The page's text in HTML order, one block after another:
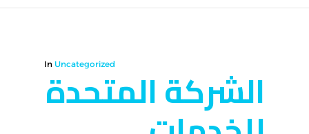
In Uncategorized
الشركة المتحدة